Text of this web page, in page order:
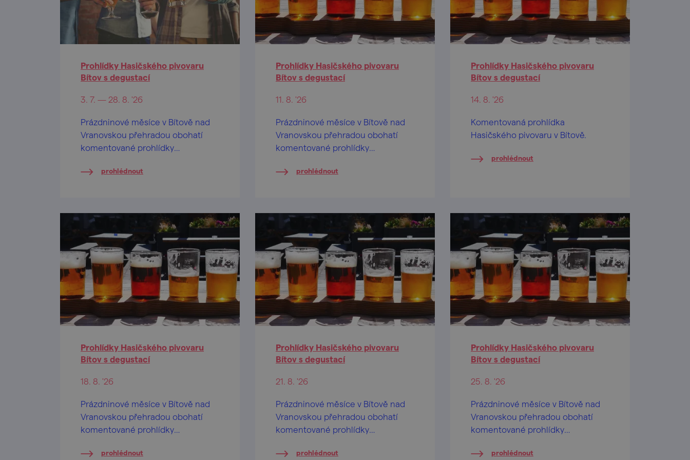
Prohlídky Hasičského pivovaru
Bítov s degustací
3. 7. — 28. 8. '26
Prázdninové měsíce v Bítově nad
Vranovskou přehradou obohatí
komentované prohlídky
obce.prohlédnout
Prohlídky Hasičského pivovaru
Bítov s degustací
11. 8. '26
Prázdninové měsíce v Bítově nad
Vranovskou přehradou obohatí
komentované prohlídky
obce.prohlédnout
Prohlídky Hasičského pivovaru
Bítov s degustací
14. 8. '26
Komentovaná prohlídka
Hasičského pivovaru v Bítově.
prohlédnout
Prohlídky Hasičského pivovaru
Bítov s degustací
18. 8. '26
Prázdninové měsíce v Bítově nad
Vranovskou přehradou obohatí
komentované prohlídky
obce.prohlédnout
Prohlídky Hasičského pivovaru
Bítov s degustací
21. 8. '26
Prázdninové měsíce v Bítově nad
Vranovskou přehradou obohatí
komentované prohlídky
obce.prohlédnout
Prohlídky Hasičského pivovaru
Bítov s degustací
25. 8. '26
Prázdninové měsíce v Bítově nad
Vranovskou přehradou obohatí
komentované prohlídky
obce.prohlédnout